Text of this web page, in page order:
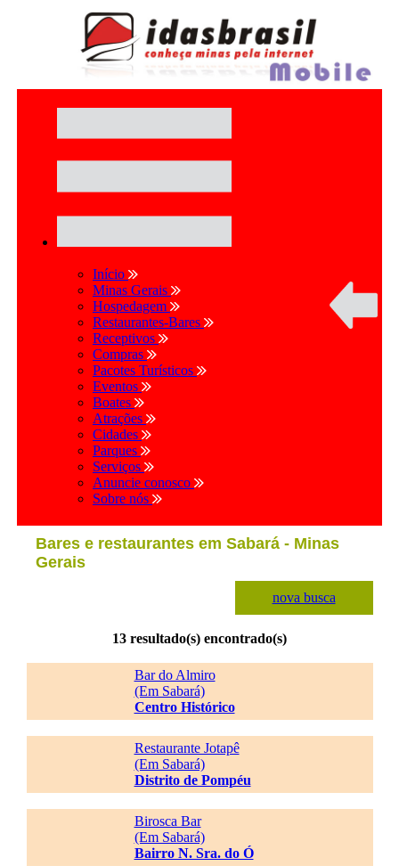
Início
Minas Gerais
Hospedagem
Restaurantes-Bares
Receptivos
Compras
Pacotes Turísticos
Eventos
Boates
Atrações
Cidades
Parques
Serviços
Anuncie conosco
Sobre nós
Bares e restaurantes em Sabará - Minas
Gerais
nova busca
13 resultado(s) encontrado(s)
Bar do Almiro
(Em Sabará)
Centro Histórico
Restaurante Jotapê
(Em Sabará)
Distrito de Pompéu
Birosca Bar
(Em Sabará)
Bairro N. Sra. do Ó